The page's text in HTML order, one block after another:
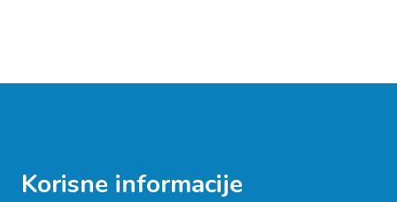
Korisne informacije